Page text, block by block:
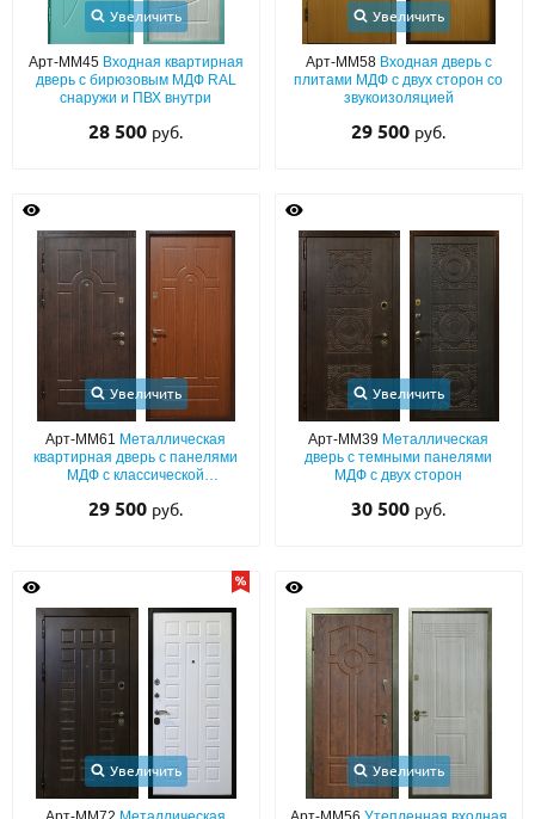
О НАС
КОНТАКТЫ
НАЙТИ:
ПН-СБ - с 9:00 до 21:00, ВС - до 19:00
+7 (495) 411-44-41
INFO@META-M.RU
ЗАПРОСИТЬ РАСЧЕТ
Каталог Как купить
Записаться на замер
Увеличить
Арт-ММ45 Входная квартирная
дверь с бирюзовым МДФ RAL
снаружи и ПВХ внутри
28 500 руб.
Увеличить
Арт-ММ58 Входная дверь с
плитами МДФ с двух сторон со
звукоизоляцией
29 500 руб.
Увеличить
Арт-ММ61 Металлическая
квартирная дверь с панелями
МДФ с классической
29 500 руб.
Увеличить
Арт-ММ39 Металлическая
дверь с темными панелями
МДФ с двух сторон
30 500 руб.
Увеличить Увеличить